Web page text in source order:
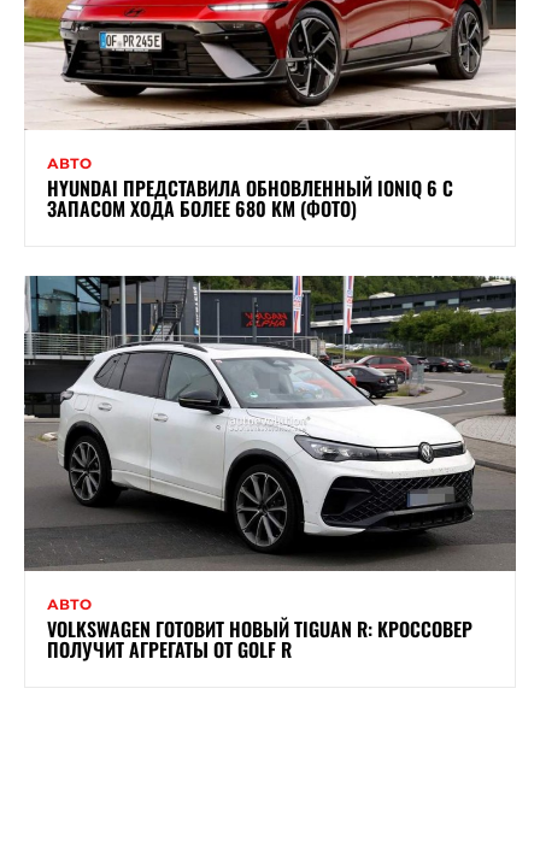
АВТО
HYUNDAI ПРЕДСТАВИЛА ОБНОВЛЕННЫЙ IONIQ 6 С
ЗАПАСОМ ХОДА БОЛЕЕ 680 КМ (ФОТО)
АВТО
VOLKSWAGEN ГОТОВИТ НОВЫЙ TIGUAN R: КРОССОВЕР
ПОЛУЧИТ АГРЕГАТЫ ОТ GOLF R